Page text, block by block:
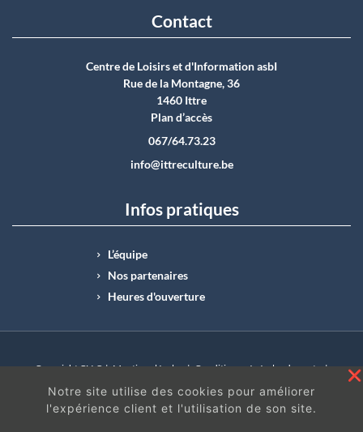
Contact
Centre de Loisirs et d'Information asbI
Rue de la Montagne, 36
1460 Ittre
Plan d’accès
067/64.73.23
info@ittreculture.be
Infos pratiques
L’équipe
Nos partenaires
Heures d'ouverture
Copyright CLI © | Mentions légales | Conditions générales de vente |
N°Entreprise : BE0414.742.009 |
BE50 0012 6285 4518
Notre site utilise des cookies pour améliorer
l'expérience client et l'utilisation de son site.